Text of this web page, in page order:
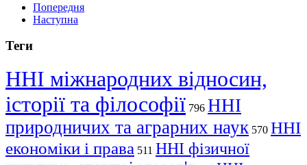
Попередня
Наступна
Теги
ННІ міжнародних відносин,
історії та філософії 796 ННІ
природничих та аграрних наук 570 ННІ
економіки і права 511 ННІ фізичної